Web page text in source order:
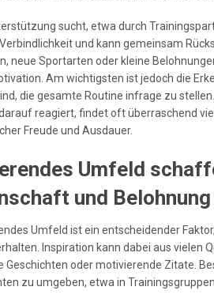
sucht, etwa durch
und kann gemeinsam
neue Sportarten oder kleine
Am wichtigsten ist jedoch die
die gesamte Routine infrage zu
reagiert, findet oft überraschend
Freude und Ausdauer.
Umfeld
und Belohnung
Umfeld ist ein entscheidender
Inspiration kann dabei aus vielen
Geschichten oder motivierende Zitate.
zu umgeben, etwa in